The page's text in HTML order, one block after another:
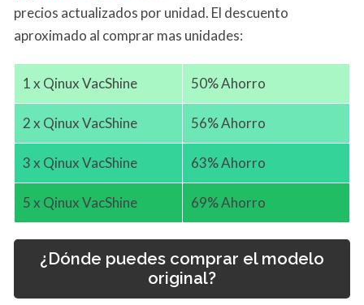
precios actualizados por unidad. El descuento
aproximado al comprar mas unidades:
1 x Qinux VacShine 50% Ahorro
2 x Qinux VacShine 56% Ahorro
3 x Qinux VacShine 63% Ahorro
5 x Qinux VacShine 69% Ahorro
¿Dónde puedes comprar el modelo
original?